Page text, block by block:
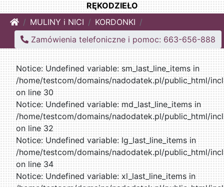
RĘKODZIEŁO
HomeMULINY i NICI
KORDONKI
Zamówienia telefoniczne i pomoc: 663-656-888
Notice: Undefined variable: sm_last_line_items in
/home/testcom/domains/nadodatek.pl/public_html/
on line 30
Notice: Undefined variable: md_last_line_items in
/home/testcom/domains/nadodatek.pl/public_html/
on line 32
Notice: Undefined variable: lg_last_line_items in
/home/testcom/domains/nadodatek.pl/public_html/
on line 34
Notice: Undefined variable: xl_last_line_items in